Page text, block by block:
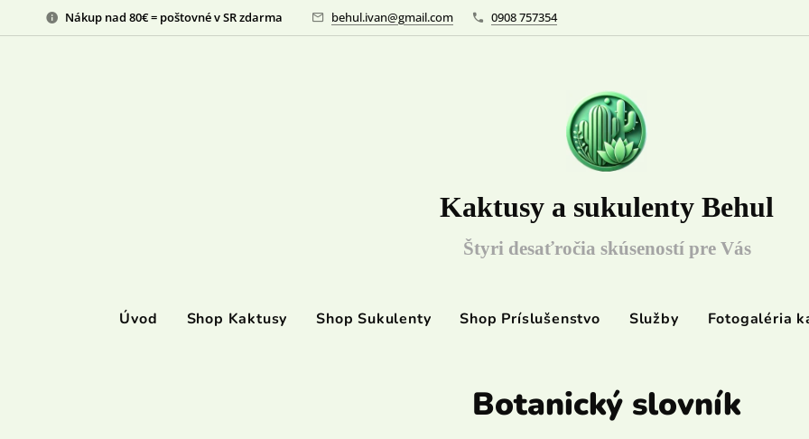
Nákup nad 80€ = poštovné v SR zdarma behul.ivan@gmail.com 0908 757354
Kaktusy a sukulenty Behul
Štyri desaťročia skúseností pre Vás
Úvod Shop Kaktusy Shop Sukulenty Shop Príslušenstvo Služby Fotogaléria
Botanický slovník